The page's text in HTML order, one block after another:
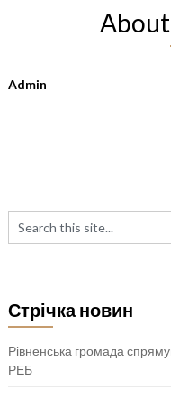
Admin
Стрічка новин
Рівненська громада
РЕБ